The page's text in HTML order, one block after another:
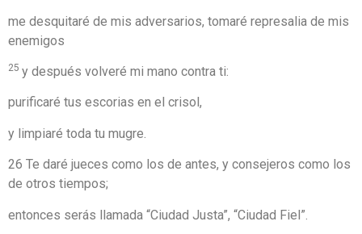
me desquitaré de mis adversarios, tomaré represalia de mis
enemigos
25 y después volveré mi mano contra ti:
purificaré tus escorias en el crisol,
y limpiaré toda tu mugre.
26 Te daré jueces como los de antes, y consejeros como los
de otros tiempos;
entonces serás llamada “Ciudad Justa”, “Ciudad Fiel”.